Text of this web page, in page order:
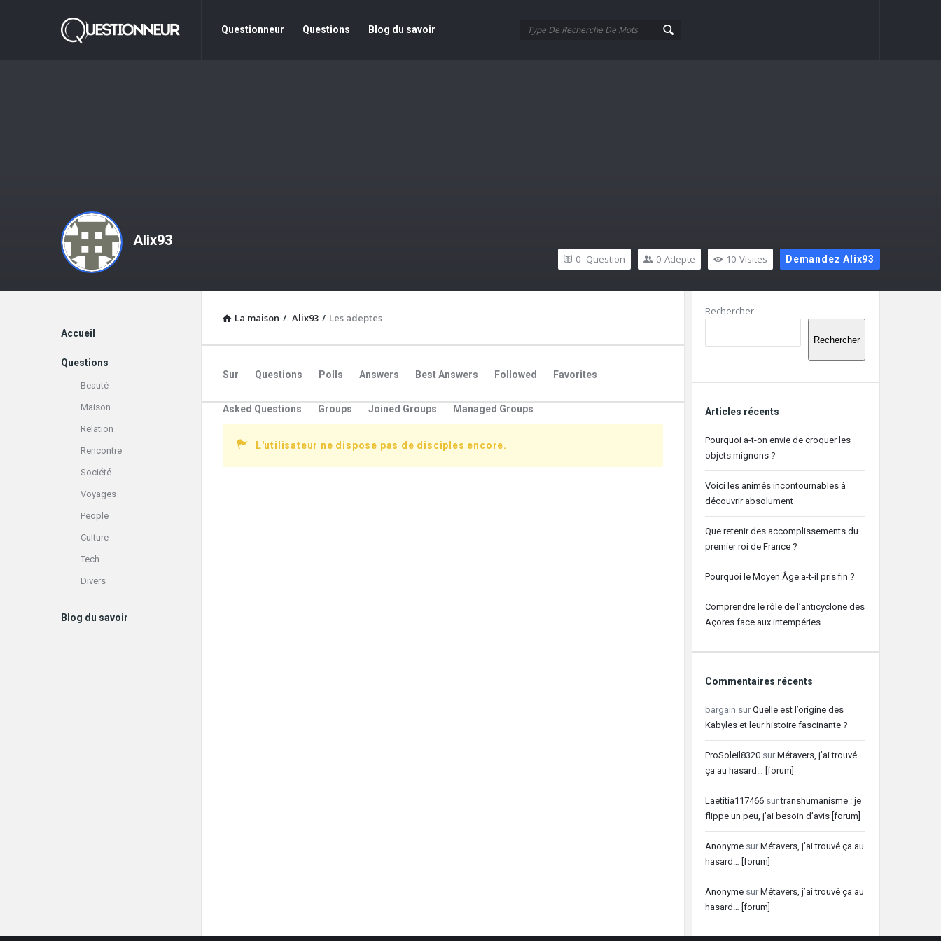
Questionneur
La
Questionneur Questions Blog du savoir
Alix93
Demandez Alix93
10 Visites
0 Adepte
0 Question
La maison / Alix93 / Les adeptes
Sur Questions Polls Answers Best Answers Followed Favorites
Asked Questions Groups Joined Groups Managed Groups
L'utilisateur ne dispose pas de disciples encore.
Barre
Rechercher
Rechercher
Articles récents
Pourquoi a-t-on envie de croquer les
objets mignons ?
Voici les animés incontournables à
découvrir absolument
Que retenir des accomplissements du
premier roi de France ?
Pourquoi le Moyen Âge a-t-il pris fin ?
Comprendre le rôle de l’anticyclone des
Açores face aux intempéries
Commentaires récents
bargain sur Quelle est l’origine des
Kabyles et leur histoire fascinante ?
ProSoleil8320 sur Métavers, j’ai trouvé
ça au hasard… [forum]
Laetitia117466 surtranshumanisme : je
flippe un peu, j’ai besoin d’avis [forum]
Anonyme sur Métavers, j’ai trouvé ça au
hasard… [forum]
Anonyme sur Métavers, j’ai trouvé ça au
hasard… [forum]
Explorer
Accueil
Questions
Beauté
Maison
Relation
Rencontre
Société
Voyages
People
Culture
Tech
Divers
Blog du savoir